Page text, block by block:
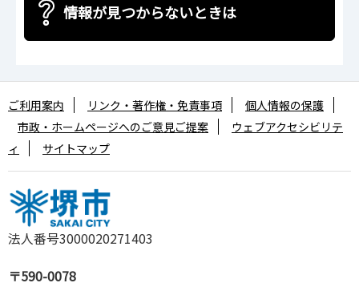
情報が見つからないときは
法人番号3000020271403
〒590-0078
ご利用案内 リンク・著作権・免責事項
個人情報の保護
市政・ホームページへのご意見ご提案
ウェブアクセシビリテ
ィ
サイトマップ